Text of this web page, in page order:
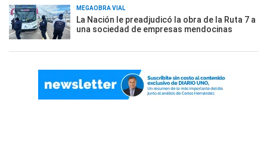
MEGAOBRA VIAL
La Nación le preadjudicó la obra de la Ruta 7 a
una sociedad de empresas mendocinas